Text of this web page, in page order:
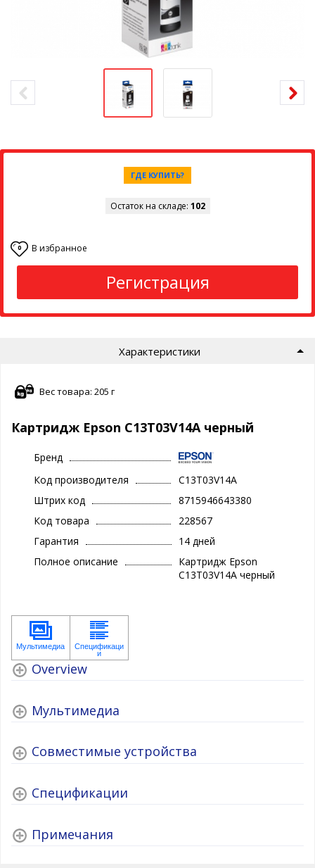
ГДЕ КУПИТЬ?
Остаток на складе: 102
0 В избранное
Регистрация
Характеристики
Вес товара: 205 г
Картридж Epson C13T03V14A черный
Бренд
Код производителя
C13T03V14A
Штрих код
8715946643380
Код товара
228567
Гарантия
14 дней
Полное описание
Картридж Epson
C13T03V14A черный
Overview
Мультимедиа
Совместимые устройства
Спецификации
Примечания